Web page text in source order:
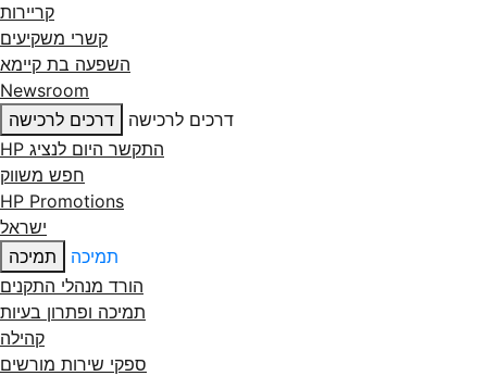
קריירות
קשרי משקיעים
השפעה בת קיימא
Newsroom
דרכים לרכישה
דרכים לרכישה
התקשר היום לנציג HP
חפש משווק
HP Promotions
ישראל
תמיכה
תמיכה
הורד מנהלי התקנים
תמיכה ופתרון בעיות
קהילה
ספקי שירות מורשים